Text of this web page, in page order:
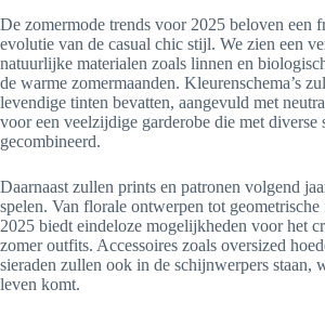
De zomermode trends voor 2025 beloven een
evolutie van de casual chic stijl. We zien een
natuurlijke materialen zoals linnen en
de warme zomermaanden. Kleurenschema’s
levendige tinten bevatten, aangevuld met
voor een veelzijdige garderobe die met diverse
gecombineerd.
Daarnaast zullen prints en patronen volgend
spelen. Van florale ontwerpen tot
2025 biedt eindeloze mogelijkheden voor het
zomer outfits. Accessoires zoals oversized
sieraden zullen ook in de schijnwerpers staan,
leven komt.